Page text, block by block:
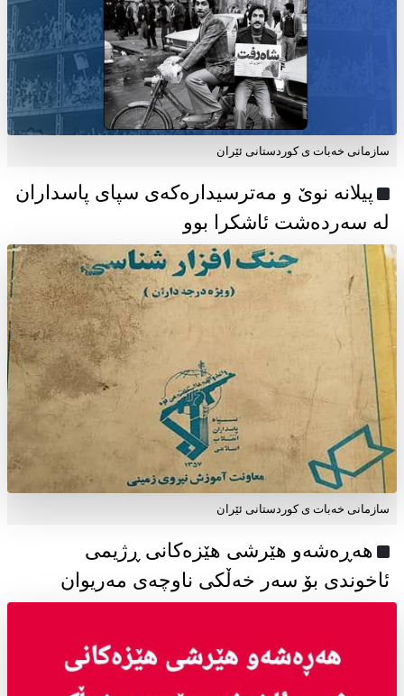
سازمانی خەبات ی كوردستانی ئێران
پیلانە نوێ و مەترسیدارەکەی سپای پاسداران
لە سەردەشت ئاشکرا بوو
سازمانی خەبات ی كوردستانی ئێران
هەڕەشەو هێرشی هێزەکانی ڕژیمی
ئاخوندی بۆ سەر خەڵکی ناوچەی مەریوان